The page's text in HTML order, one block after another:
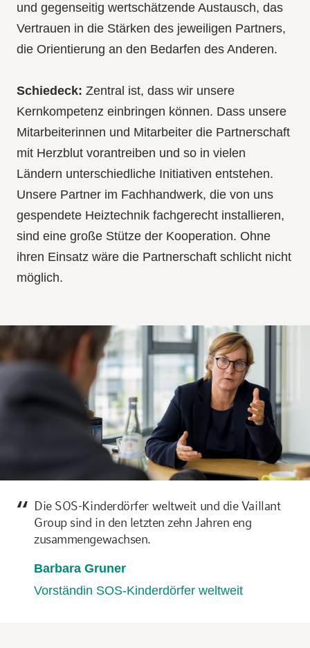
und gegenseitig wertschätzende Austausch, das
Vertrauen in die Stärken des jeweiligen Partners,
die Orientierung an den Bedarfen des Anderen.
Schiedeck: Zentral ist, dass wir unsere
Kernkompetenz einbringen können. Dass unsere
Mitarbeiterinnen und Mitarbeiter die Partnerschaft
mit Herzblut vorantreiben und so in vielen
Ländern unterschiedliche Initiativen entstehen.
Unsere Partner im Fachhandwerk, die von uns
gespendete Heiztechnik fachgerecht installieren,
sind eine große Stütze der Kooperation. Ohne
ihren Einsatz wäre die Partnerschaft schlicht nicht
möglich.
Die SOS-Kinderdörfer weltweit und die Vaillant
Group sind in den letzten zehn Jahren eng
zusammengewachsen.
Barbara Gruner
Vorständin SOS-Kinderdörfer weltweit